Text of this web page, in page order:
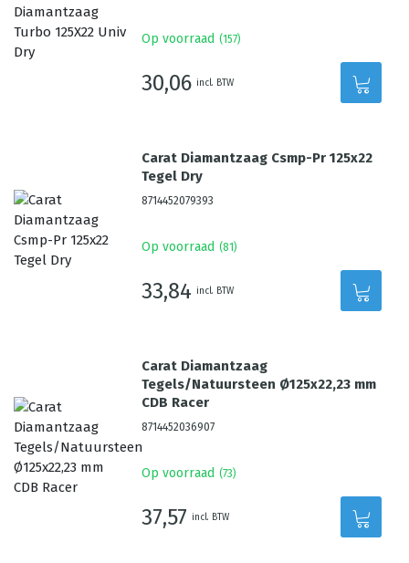
Op voorraad (157)
30,06 incl. BTW
Carat Diamantzaag Csmp-Pr 125x22
Tegel Dry
8714452079393
Op voorraad (81 )
33,84 incl. BTW
Carat Diamantzaag
Tegels/Natuursteen Ø125x22,23 mm
CDB Racer
8714452036907
Op voorraad (73)
37,57 incl. BTW